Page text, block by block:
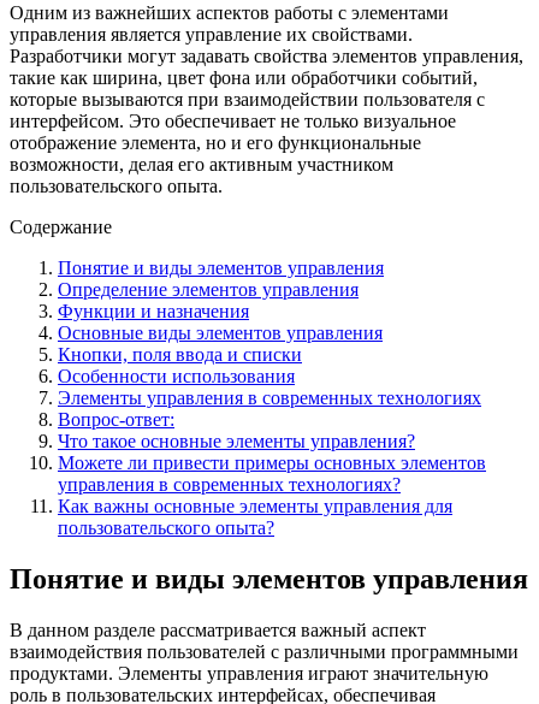
Одним из важнейших аспектов работы с элементами
управления является управление их свойствами.
Разработчики могут задавать свойства элементов управления,
такие как ширина, цвет фона или обработчики событий,
которые вызываются при взаимодействии пользователя с
интерфейсом. Это обеспечивает не только визуальное
отображение элемента, но и его функциональные
возможности, делая его активным участником
пользовательского опыта.
Содержание
Понятие и виды элементов управления
Определение элементов управления
Функции и назначения
Основные виды элементов управления
Кнопки, поля ввода и списки
Особенности использования
Элементы управления в современных технологиях
Вопрос-ответ:
Что такое основные элементы управления?
Можете ли привести примеры основных элементов
управления в современных технологиях?
Как важны основные элементы управления для
пользовательского опыта?
Понятие и виды элементов управления
В данном разделе рассматривается важный аспект
взаимодействия пользователей с различными программными
продуктами. Элементы управления играют значительную
роль в пользовательских интерфейсах, обеспечивая